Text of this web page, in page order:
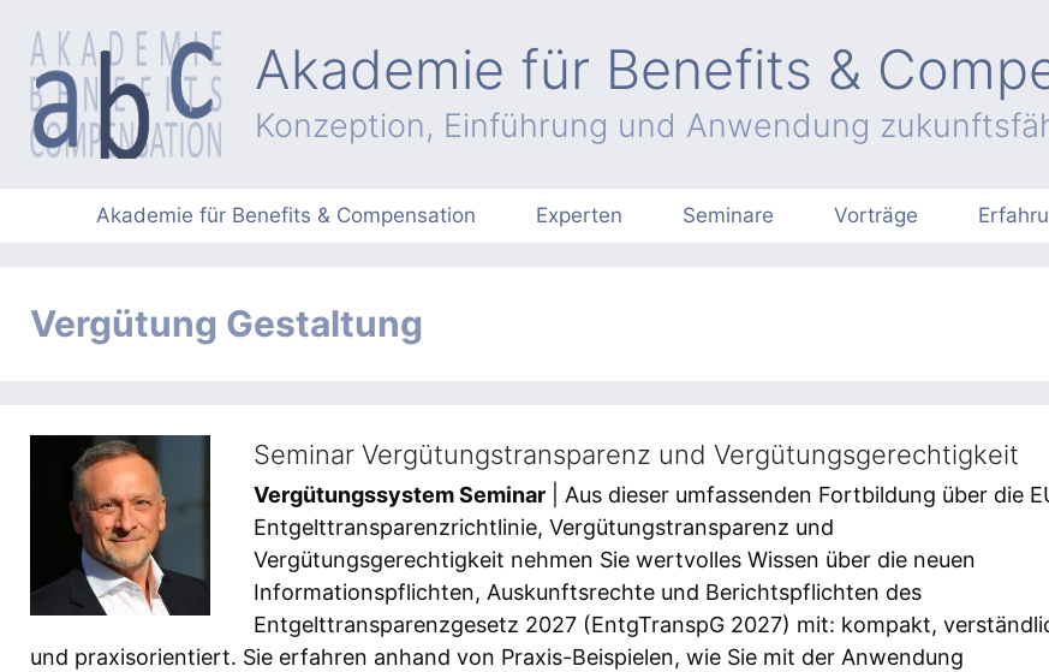
Inhalt
springen
Akademie für Benefits &
Konzeption, Einführung und Anwendung
Akademie für Benefits & Compensation Experten Seminare Vorträge
Vergütung Gestaltung
Seminar Vergütungstransparenz und Vergütungsgerechtigkeit
Vergütungssystem Seminar | Aus dieser umfassenden Fortbildung über die
Entgelttransparenzrichtlinie, Vergütungstransparenz und
Vergütungsgerechtigkeit nehmen Sie wertvolles Wissen über die neuen
Informationspflichten, Auskunftsrechte und Berichtspflichten des
Entgelttransparenzgesetz 2027 (EntgTranspG 2027) mit: kompakt,
und praxisorientiert. Sie erfahren anhand von Praxis-Beispielen, wie Sie mit der Anwendung